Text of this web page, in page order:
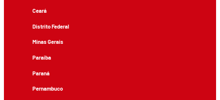
Ceará
Distrito Federal
Minas Gerais
Paraíba
Paraná
Pernambuco